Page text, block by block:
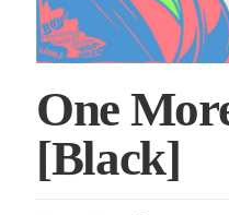
One
[Black]